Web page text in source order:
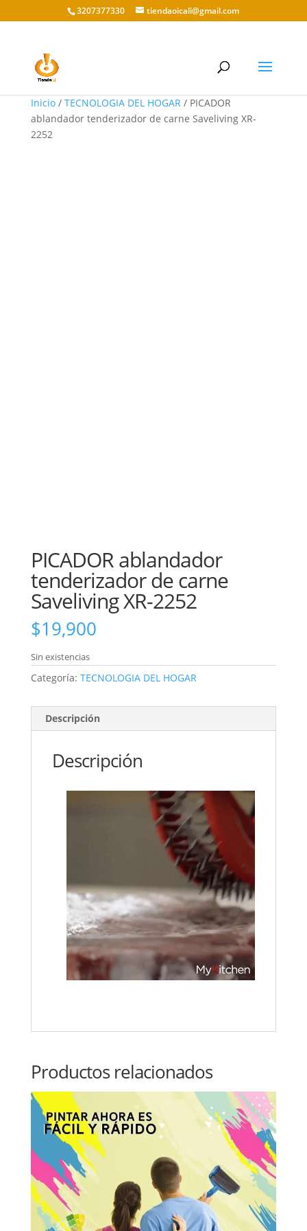
3207377330 tiendaoicali@gmail.com
Inicio/ TECNOLOGIA DEL HOGAR/ PICADOR
ablandador tenderizador de carne Saveliving XR-
2252
PICADOR ablandador
tenderizador de carne
Saveliving XR-2252
$19,900
Sin existencias
Categoría: TECNOLOGIA DEL HOGAR
Descripción
Descripción
Productos relacionados